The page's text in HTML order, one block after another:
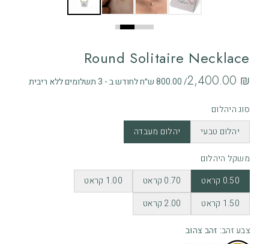
Round Solitaire Necklace
‏2,400.00 ₪ / 800.00 ש״ח לחודש ב - 3 תשלומים ללא ריבית
סוג היהלום
יהלום טבעי
יהלום מעבדה
משקל היהלום
0.50 קראט
0.70 קראט
1.00 קראט
1.50 קראט
2.00 קראט
צבע זהב: זהב צהוב